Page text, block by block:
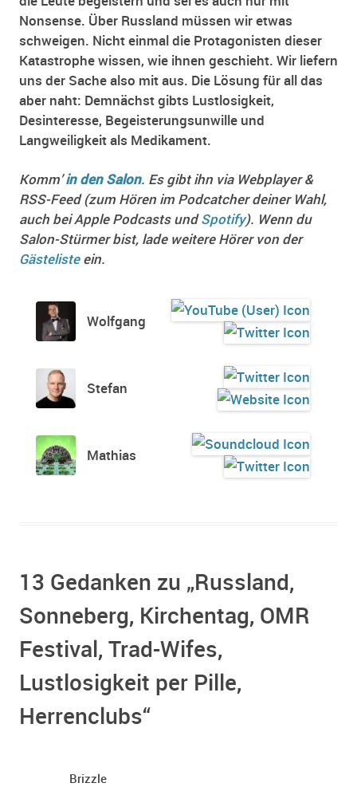
Nonsense. Über Russland müssen wir etwas
schweigen. Nicht einmal die Protagonisten dieser
Katastrophe wissen, wie ihnen geschieht. Wir liefern
uns der Sache also mit aus. Die Lösung für all das
aber naht: Demnächst gibts Lustlosigkeit,
Desinteresse, Begeisterungsunwille und
Langweiligkeit als Medikament.
Komm’in den Salon. Es gibt ihn via Webplayer &
RSS-Feed (zum Hören im Podcatcher deiner Wahl,
auch bei Apple Podcasts undSpotify). Wenn du
Salon-Stürmer bist, lade weitere Hörer von der
Gästelisteein.
Wolfgang
Stefan
Mathias
13 Gedanken zu „Russland,
Sonneberg, Kirchentag, OMR
Festival, Trad-Wifes,
Lustlosigkeit per Pille,
Herrenclubs“
Brizzle